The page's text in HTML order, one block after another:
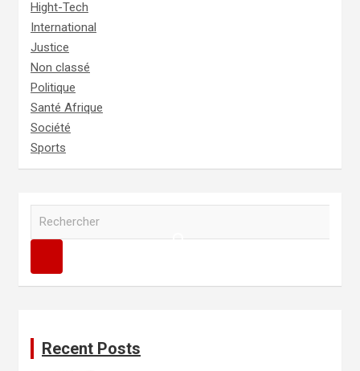
Hight-Tech
International
Justice
Non classé
Politique
Santé Afrique
Société
Sports
c
Recent Posts